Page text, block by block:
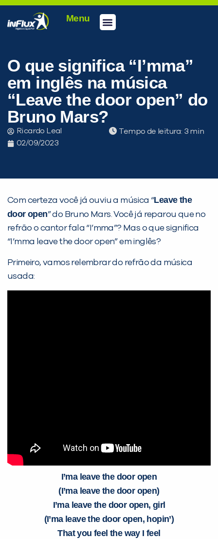
Menu
O que significa “I’mma”
em inglês na música
“Leave the door open” do
Bruno Mars?
Ricardo Leal
02/09/2023
Tempo de leitura:
Com certeza você já ouviu a música “Leave the
door open” do Bruno Mars. Você já reparou que no
refrão o cantor fala “I’mma”? Mas o que significa
“I’mma leave the door open” em inglês?
Primeiro, vamos relembrar do refrão da música
usada:
I’ma leave the door open
(I’ma leave the door open)
I’ma leave the door open, girl
(I’ma leave the door open, hopin’)
That you feel the way I feel